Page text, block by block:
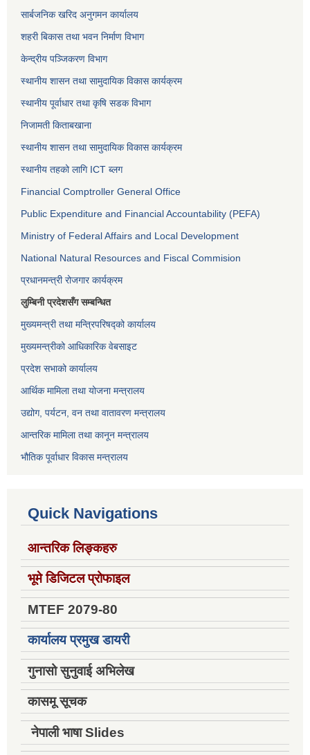
सार्बजनिक खरिद अनुगमन कार्यालय
शहरी बिकास तथा भवन निर्माण विभाग
केन्द्रीय पञ्जिकरण विभाग
स्थानीय शासन तथा सामुदायिक विकास कार्यक्रम
स्थानीय पूर्वाधार तथा कृषि सडक विभाग
निजामती किताबखाना
स्थानीय शासन तथा सामुदायिक विकास कार्यक्रम
स्थानीय तहको लागि ICT ब्लग
Financial Comptroller General Office
Public Expenditure and Financial Accountability (PEFA)
Ministry of Federal Affairs and Local Development
National Natural Resources and Fiscal Commision
प्रधानमन्त्री रोजगार कार्यक्रम
लुम्बिनी प्रदेशसँग सम्बन्धित
मुख्यमन्त्री तथा मन्त्रिपरिषद्को कार्यालय
मुख्यमन्त्रीको आधिकारिक वेबसाइट
प्रदेश सभाको कार्यालय
आर्थिक मामिला तथा योजना मन्त्रालय
उद्योग, पर्यटन, वन तथा वातावरण मन्त्रालय
आन्तरिक मामिला तथा कानून मन्त्रालय
भौतिक पूर्वाधार विकास मन्त्रालय
Quick Navigations
आन्तरिक लिङ्कहरु
भूमे डिजिटल प्रोफाइल
MTEF 2079-80
कार्यालय प्रमुख डायरी
गुनासो सुनुवाई अभिलेख
कासमू सूचक
नेपाली भाषा Slides